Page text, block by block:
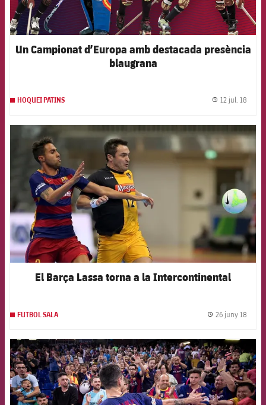
Un Campionat d’Europa amb destacada presència
blaugrana
HOQUEI PATINS 12 jul. 18
FCB Barcelona badge
El Barça Lassa torna a la Intercontinental
FUTBOL SALA 26 juny 18
FCB Barcelona badge